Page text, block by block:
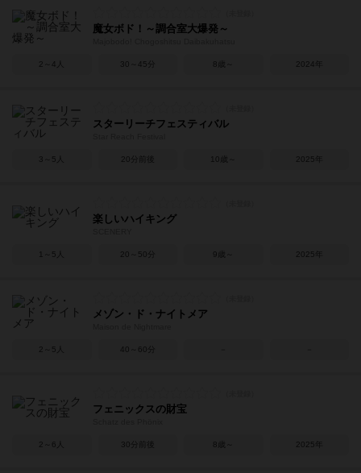
魔女ボド！～調合室大爆発～
2～4人 30～45分 8歳～ 2024年
スターリーチフェスティバル
3～5人 20分前後 10歳～ 2025年
楽しいハイキング
1～5人 20～50分 9歳～ 2025年
メゾン・ド・ナイトメア
2～5人 40～60分
フェニックスの財宝
2～6人 30分前後 8歳～ 2025年